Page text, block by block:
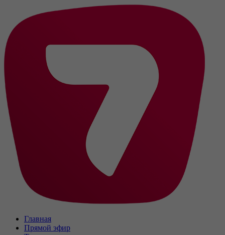
Главная
Прямой эфир